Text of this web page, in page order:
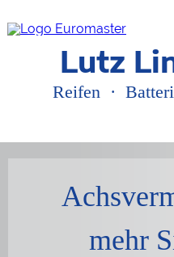
REIFEN
PKW >
Hersteller
Reifenlabel
Zubehör
Alufelgen
Land- und
Reifenservices >
Lutz
Reifen ·
mehr